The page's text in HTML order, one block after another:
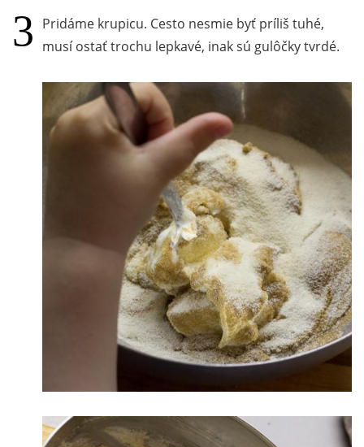
Pridáme krupicu. Cesto nesmie byť príliš tuhé,
musí ostať trochu lepkavé, inak sú gulôčky tvrdé.